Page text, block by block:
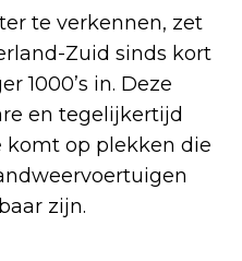
te verkennen, zet
Zuid sinds kort
1000’s in. Deze
en tegelijkertijd
komt op plekken die
zijn.